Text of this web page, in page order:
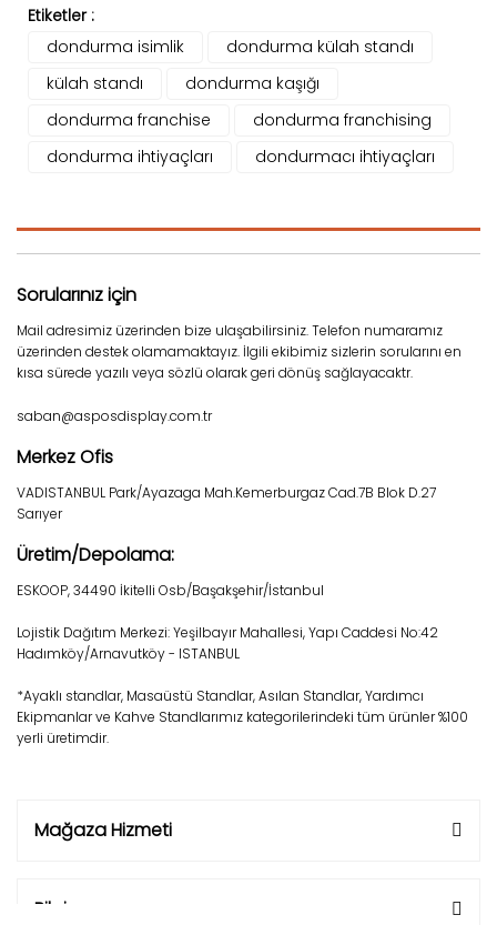
Etiketler :
dondurma isimlik
dondurma külah standı
külah standı
dondurma kaşığı
dondurma franchise
dondurma franchising
dondurma ihtiyaçları
dondurmacı ihtiyaçları
Sorularınız için
Mail adresimiz üzerinden bize ulaşabilirsiniz. Telefon numaramız
üzerinden destek olamamaktayız. İlgili ekibimiz sizlerin sorularını en
kısa sürede yazılı veya sözlü olarak geri dönüş sağlayacaktr.
saban@asposdisplay.com.tr
Merkez Ofis
VADISTANBUL Park/Ayazaga Mah.Kemerburgaz Cad.7B Blok D.27
Sarıyer
Üretim/Depolama:
ESKOOP, 34490 İkitelli Osb/Başakşehir/İstanbul
Lojistik Dağıtım Merkezi: Yeşilbayır Mahallesi, Yapı Caddesi No:42
Hadımköy/Arnavutköy - ISTANBUL
*Ayaklı standlar, Masaüstü Standlar, Asılan Standlar, Yardımcı
Ekipmanlar ve Kahve Standlarımız kategorilerindeki tüm ürünler %100
yerli üretimdir.
Mağaza Hizmeti
Bilgi